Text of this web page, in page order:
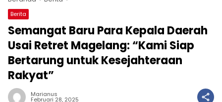
Berita
Semangat Baru Para Kepala Daerah
Usai Retret Magelang: “Kami Siap
Bertarung untuk Kesejahteraan
Rakyat”
Marianus
Februari 28, 2025